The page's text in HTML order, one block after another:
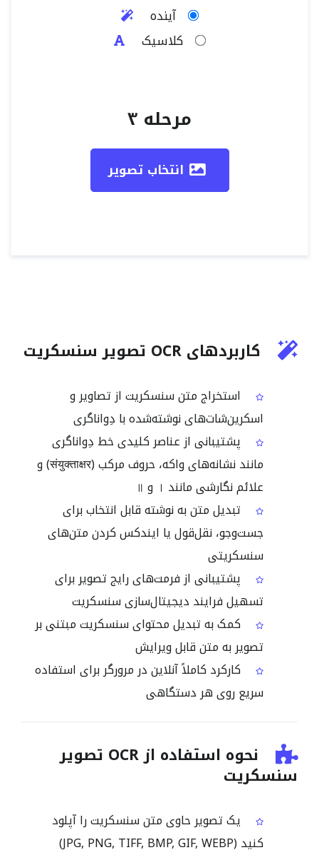
آینده
کلاسیک
مرحله ۳
انتخاب تصویر
کاربردهای OCR تصویر سنسکریت
استخراج متن سنسکریت از تصاویر و
اسکرین‌شات‌های نوشته‌شده با دِواناگری
پشتیبانی از عناصر کلیدی خط دِواناگری
مانند نشانه‌های واکه، حروف مرکب (संयुक्ताक्षर) و
علائم نگارشی مانند । و ॥
تبدیل متن به نوشته قابل انتخاب برای
جست‌وجو، نقل‌قول یا ایندکس کردن متن‌های
سنسکریتی
پشتیبانی از فرمت‌های رایج تصویر برای
تسهیل فرایند دیجیتال‌سازی سنسکریت
کمک به تبدیل محتوای سنسکریت مبتنی بر
تصویر به متن قابل ویرایش
کارکرد کاملاً آنلاین در مرورگر برای استفاده
سریع روی هر دستگاهی
نحوه استفاده از OCR تصویر
سنسکریت
یک تصویر حاوی متن سنسکریت را آپلود
کنید (JPG, PNG, TIFF, BMP, GIF, WEBP)